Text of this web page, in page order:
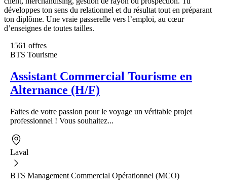
développes ton sens du relationnel et du résultat tout en préparant
ton diplôme. Une vraie passerelle vers l’emploi, au cœur
d’enseignes de toutes tailles.
1561 offres
BTS Tourisme
Assistant Commercial Tourisme en
Alternance (H/F)
Faites de votre passion pour le voyage un véritable projet
professionnel ! Vous souhaitez...
Laval
BTS Management Commercial Opérationnel (MCO)